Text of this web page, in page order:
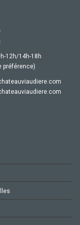
12h/14h-18h
préférence)